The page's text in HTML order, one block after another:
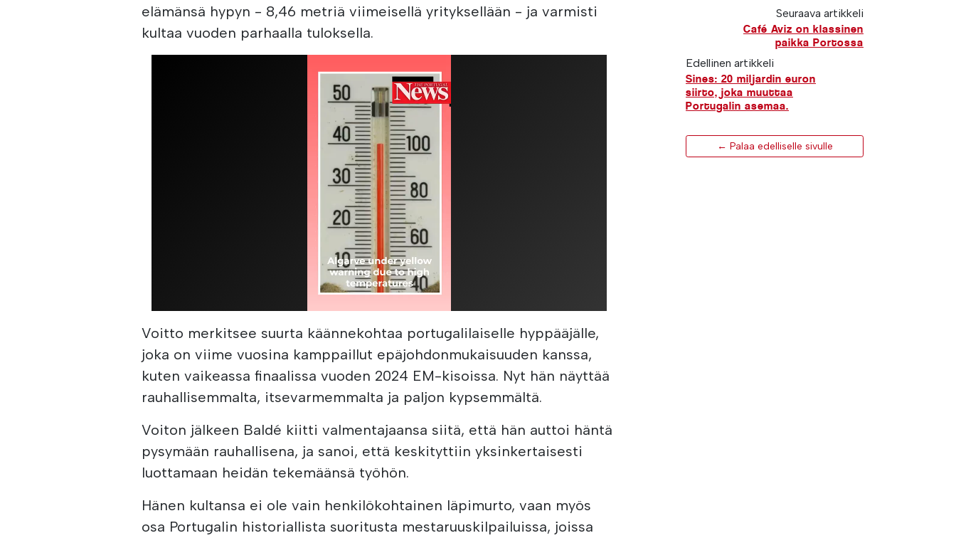
elämänsä hypyn - 8,46 metriä viimeisellä yrityksellään - ja varmisti
kultaa vuoden parhaalla tuloksella.
Voitto merkitsee suurta käännekohtaa portugalilaiselle hyppääjälle,
joka on viime vuosina kamppaillut epäjohdonmukaisuuden kanssa,
kuten vaikeassa finaalissa vuoden 2024 EM-kisoissa. Nyt hän näyttää
rauhallisemmalta, itsevarmemmalta ja paljon kypsemmältä.
Voiton jälkeen Baldé kiitti valmentajaansa siitä, että hän auttoi häntä
pysymään rauhallisena, ja sanoi, että keskityttiin yksinkertaisesti
luottamaan heidän tekemäänsä työhön.
Hänen kultansa ei ole vain henkilökohtainen läpimurto, vaan myös
osa Portugalin historiallista suoritusta mestaruuskilpailuissa, joissa
Seuraava artikkeli
Café Aviz on klassinen
paikka Portossa
Edellinen artikkeli
Sines: 20 miljardin euron
siirto, joka muuttaa
Portugalin asemaa.
← Palaa edelliselle sivulle